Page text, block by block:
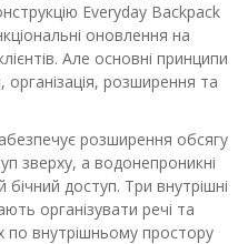
Everyday Backpack
оновлення на
Але основні принципи
розширення та
розширення обсягу
зверху, а водонепроникні
доступ. Три внутрішні
організувати речі та
по внутрішньому простору